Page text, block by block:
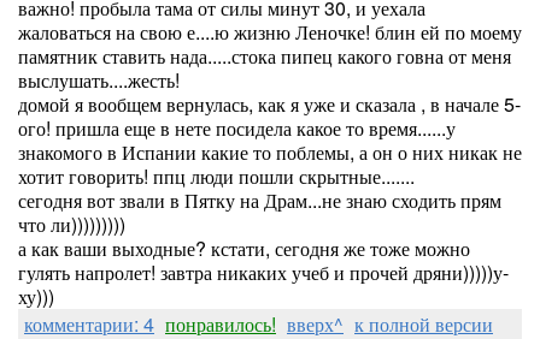
важно! пробыла тама от силы минут 30, и уехала
жаловаться на свою е....ю жизню Леночке! блин ей по моему
памятник ставить нада.....стока пипец какого говна от меня
выслушать....жесть!
домой я вообщем вернулась, как я уже и сказала , в начале 5-
ого! пришла еще в нете посидела какое то время......у
знакомого в Испании какие то поблемы, а он о них никак не
хотит говорить! ппц люди пошли скрытные.......
сегодня вот звали в Пятку на Драм...не знаю сходить прям
что ли)))))))))
а как ваши выходные? кстати, сегодня же тоже можно
гулять напролет! завтра никаких учеб и прочей дряни)))))у-
ху)))
комментарии: 4 понравилось! вверх^ к полной версии